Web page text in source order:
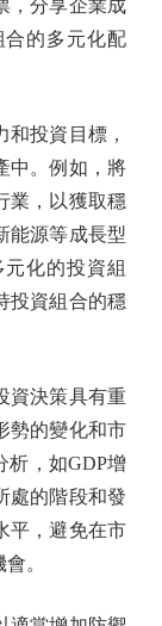
，分享企業成
的多元化配
投資目標，
中。例如，將
業，以獲取穩
能源等成長型
化的投資組
投資組合的穩
決策具有重
勢的變化和市
析，如GDP增
處的階段和發
平，避免在市
。